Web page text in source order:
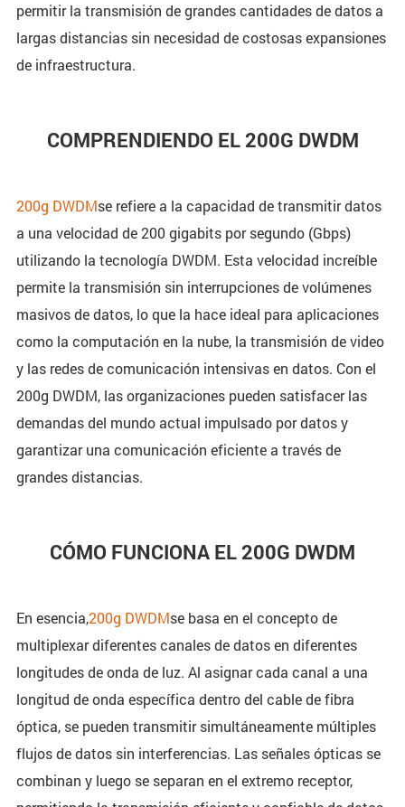
permitir la transmisión de grandes cantidades de datos a
largas distancias sin necesidad de costosas expansiones
de infraestructura.
COMPRENDIENDO EL 200G DWDM
200g DWDMse refiere a la capacidad de transmitir datos
a una velocidad de 200 gigabits por segundo (Gbps)
utilizando la tecnología DWDM. Esta velocidad increíble
permite la transmisión sin interrupciones de volúmenes
masivos de datos, lo que la hace ideal para aplicaciones
como la computación en la nube, la transmisión de video
y las redes de comunicación intensivas en datos. Con el
200g DWDM, las organizaciones pueden satisfacer las
demandas del mundo actual impulsado por datos y
garantizar una comunicación eficiente a través de
grandes distancias.
CÓMO FUNCIONA EL 200G DWDM
En esencia,200g DWDMse basa en el concepto de
multiplexar diferentes canales de datos en diferentes
longitudes de onda de luz. Al asignar cada canal a una
longitud de onda específica dentro del cable de fibra
óptica, se pueden transmitir simultáneamente múltiples
flujos de datos sin interferencias. Las señales ópticas se
combinan y luego se separan en el extremo receptor,